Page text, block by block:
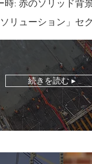
時: 赤のソリッド背
リューション」セ
続きを読む ▸